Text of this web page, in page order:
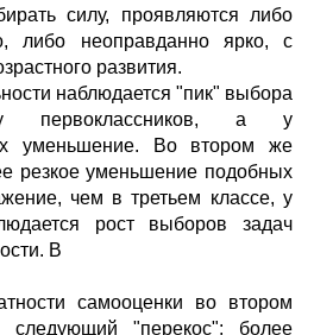
силу, проявляются либо
либо неоправданно ярко, с
развития.
наблюдается "пик" выбора
первоклассников, а у
уменьшение. Во втором же
резкое уменьшение подобных
чем в третьем классе, у
рост выборов задач
В
самооценки во втором
следующий "перекос": более